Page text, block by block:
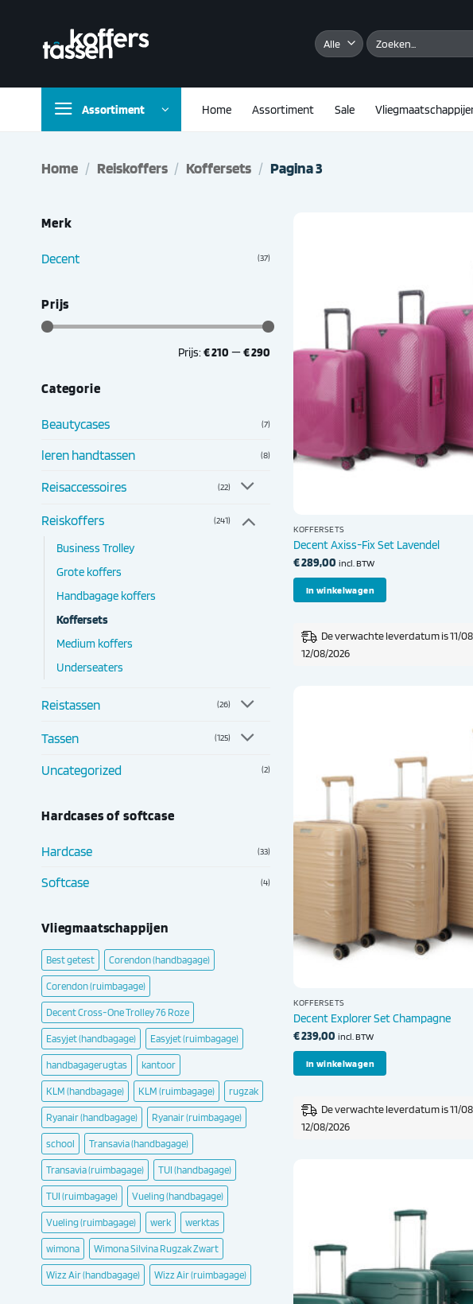
Zoeken
naar:
Assortiment Home Assortiment Sale
Home / Reiskoffers / Koffersets / Pagina 3
Merk
Decent (37)
Prijs
Prijs: € 210 —€ 290
Categorie
Beautycases (7)
leren handtassen (8)
Reisaccessoires (22)
Reiskoffers (241)
Business Trolley
Grote koffers
Handbagage koffers
Koffersets
Medium koffers
Underseaters
Reistassen (26)
Tassen (125)
Uncategorized (2)
Hardcases of softcase
Hardcase (33)
Softcase (4)
Vliegmaatschappijen
Best getest Corendon (handbagage)
Corendon (ruimbagage)
Decent Cross-One Trolley 76 Roze
Easyjet (handbagage) Easyjet (ruimbagage)
handbagagerugtas kantoor
KLM (handbagage) KLM (ruimbagage) rugzak
Ryanair (handbagage) Ryanair (ruimbagage)
school Transavia (handbagage)
Transavia (ruimbagage) TUI (handbagage)
TUI (ruimbagage) Vueling (handbagage)
Vueling (ruimbagage) werk werktas
wimona Wimona Silvina Rugzak Zwart
Wizz Air (handbagage) Wizz Air (ruimbagage)
KOFFERSETS
Decent Axiss-Fix Set Lavendel
€289,00 incl. BTW
In winkelwagen
De verwachte leverdatum is 11/
12/08/2026
KOFFERSETS
Decent Explorer Set Champagne
€239,00 incl. BTW
In winkelwagen
De verwachte leverdatum is 11/
12/08/2026